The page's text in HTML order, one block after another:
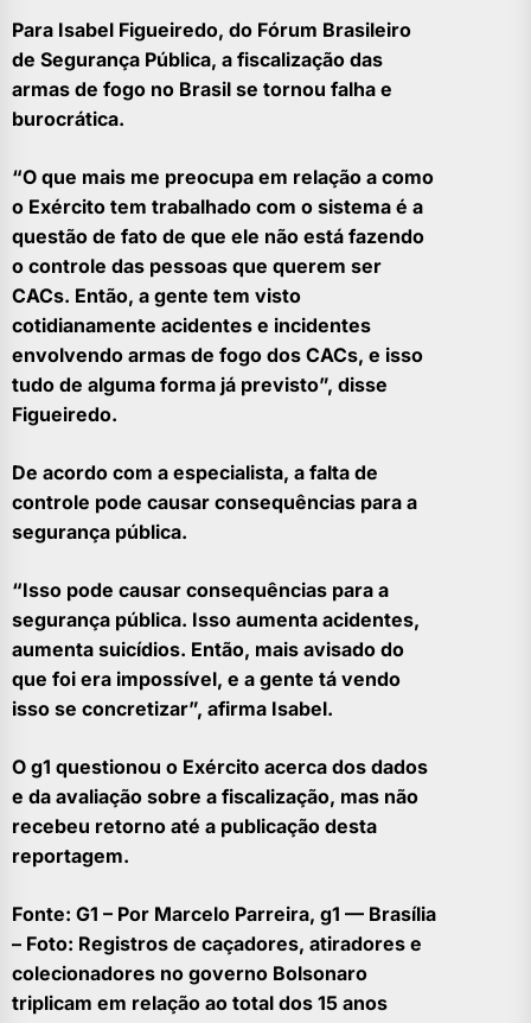
Para Isabel Figueiredo, do Fórum Brasileiro
de Segurança Pública, a fiscalização das
armas de fogo no Brasil se tornou falha e
burocrática.
“O que mais me preocupa em relação a como
o Exército tem trabalhado com o sistema é a
questão de fato de que ele não está fazendo
o controle das pessoas que querem ser
CACs. Então, a gente tem visto
cotidianamente acidentes e incidentes
envolvendo armas de fogo dos CACs, e isso
tudo de alguma forma já previsto”, disse
Figueiredo.
De acordo com a especialista, a falta de
controle pode causar consequências para a
segurança pública.
“Isso pode causar consequências para a
segurança pública. Isso aumenta acidentes,
aumenta suicídios. Então, mais avisado do
que foi era impossível, e a gente tá vendo
isso se concretizar”, afirma Isabel.
O g1 questionou o Exército acerca dos dados
e da avaliação sobre a fiscalização, mas não
recebeu retorno até a publicação desta
reportagem.
Fonte: G1 – Por Marcelo Parreira, g1 — Brasília
– Foto: Registros de caçadores, atiradores e
colecionadores no governo Bolsonaro
triplicam em relação ao total dos 15 anos